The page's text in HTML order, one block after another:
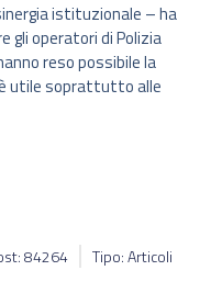
istituzionale – ha
gli operatori di Polizia
reso possibile la
utile soprattutto alle
84264 Tipo: Articoli